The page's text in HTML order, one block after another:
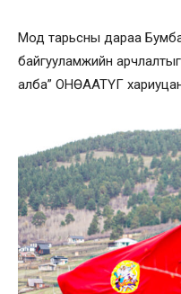
Мод тарьсны дараа
байгууламжийн арчлалтыг
алба” ОНӨААТҮГ